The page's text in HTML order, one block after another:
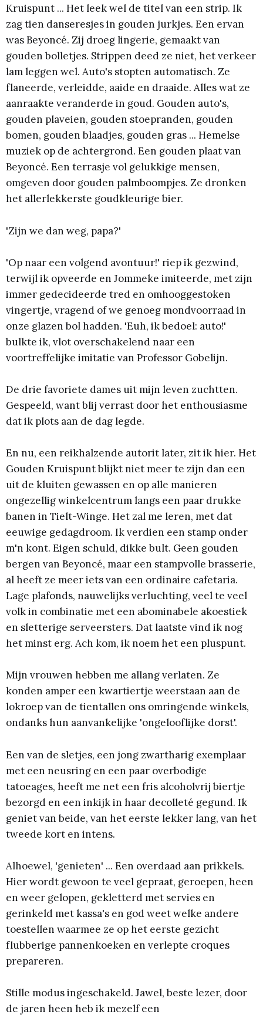
Kruispunt ... Het leek wel de titel van een strip. Ik
zag tien danseresjes in gouden jurkjes. Een ervan
was Beyoncé. Zij droeg lingerie, gemaakt van
gouden bolletjes. Strippen deed ze niet, het verkeer
lam leggen wel. Auto's stopten automatisch. Ze
flaneerde, verleidde, aaide en draaide. Alles wat ze
aanraakte veranderde in goud. Gouden auto's,
gouden plaveien, gouden stoepranden, gouden
bomen, gouden blaadjes, gouden gras ... Hemelse
muziek op de achtergrond. Een gouden plaat van
Beyoncé. Een terrasje vol gelukkige mensen,
omgeven door gouden palmboompjes. Ze dronken
het allerlekkerste goudkleurige bier.
'Zijn we dan weg, papa?'
'Op naar een volgend avontuur!' riep ik gezwind,
terwijl ik opveerde en Jommeke imiteerde, met zijn
immer gedecideerde tred en omhooggestoken
vingertje, vragend of we genoeg mondvoorraad in
onze glazen bol hadden. 'Euh, ik bedoel: auto!'
bulkte ik, vlot overschakelend naar een
voortreffelijke imitatie van Professor Gobelijn.
De drie favoriete dames uit mijn leven zuchtten.
Gespeeld, want blij verrast door het enthousiasme
dat ik plots aan de dag legde.
En nu, een reikhalzende autorit later, zit ik hier. Het
Gouden Kruispunt blijkt niet meer te zijn dan een
uit de kluiten gewassen en op alle manieren
ongezellig winkelcentrum langs een paar drukke
banen in Tielt-Winge. Het zal me leren, met dat
eeuwige gedagdroom. Ik verdien een stamp onder
m'n kont. Eigen schuld, dikke bult. Geen gouden
bergen van Beyoncé, maar een stampvolle brasserie,
al heeft ze meer iets van een ordinaire cafetaria.
Lage plafonds, nauwelijks verluchting, veel te veel
volk in combinatie met een abominabele akoestiek
en sletterige serveersters. Dat laatste vind ik nog
het minst erg. Ach kom, ik noem het een pluspunt.
Mijn vrouwen hebben me allang verlaten. Ze
konden amper een kwartiertje weerstaan aan de
lokroep van de tientallen ons omringende winkels,
ondanks hun aanvankelijke 'ongelooflijke dorst'.
Een van de sletjes, een jong zwartharig exemplaar
met een neusring en een paar overbodige
tatoeages, heeft me net een fris alcoholvrij biertje
bezorgd en een inkijk in haar decolleté gegund. Ik
geniet van beide, van het eerste lekker lang, van het
tweede kort en intens.
Alhoewel, 'genieten' ... Een overdaad aan prikkels.
Hier wordt gewoon te veel gepraat, geroepen, heen
en weer gelopen, gekletterd met servies en
gerinkeld met kassa's en god weet welke andere
toestellen waarmee ze op het eerste gezicht
flubberige pannenkoeken en verlepte croques
prepareren.
Stille modus ingeschakeld. Jawel, beste lezer, door
de jaren heen heb ik mezelf een